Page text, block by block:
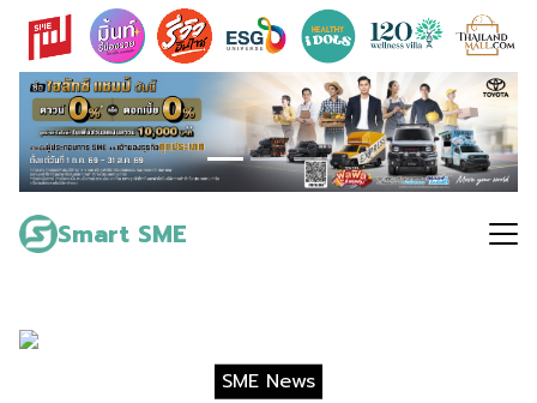
Skip
content
Smart SME
Search
for:
SME News